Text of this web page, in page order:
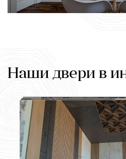
Наши двери в